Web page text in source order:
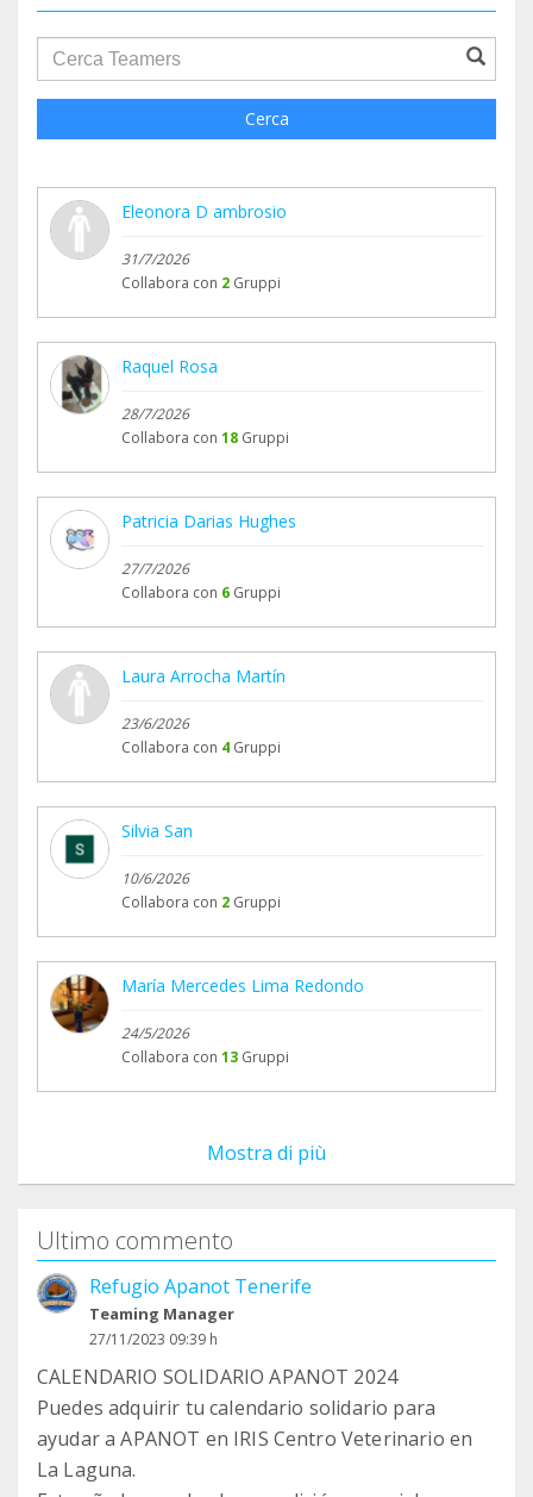
groupProfile.searchForm.search.text???
Cerca
Eleonora D ambrosio
31/7/2026
Collabora con 2 Gruppi
Raquel Rosa
28/7/2026
Collabora con 18 Gruppi
Patricia Darias Hughes
27/7/2026
Collabora con 6 Gruppi
Laura Arrocha Martín
23/6/2026
Collabora con 4 Gruppi
Silvia San
10/6/2026
Collabora con 2 Gruppi
María Mercedes Lima Redondo
24/5/2026
Collabora con 13 Gruppi
Mostra di più
Ultimo commento
Refugio Apanot Tenerife
Teaming Manager
27/11/2023 09:39 h
CALENDARIO SOLIDARIO APANOT 2024
Puedes adquirir tu calendario solidario para
ayudar a APANOT en IRIS Centro Veterinario en
La Laguna.